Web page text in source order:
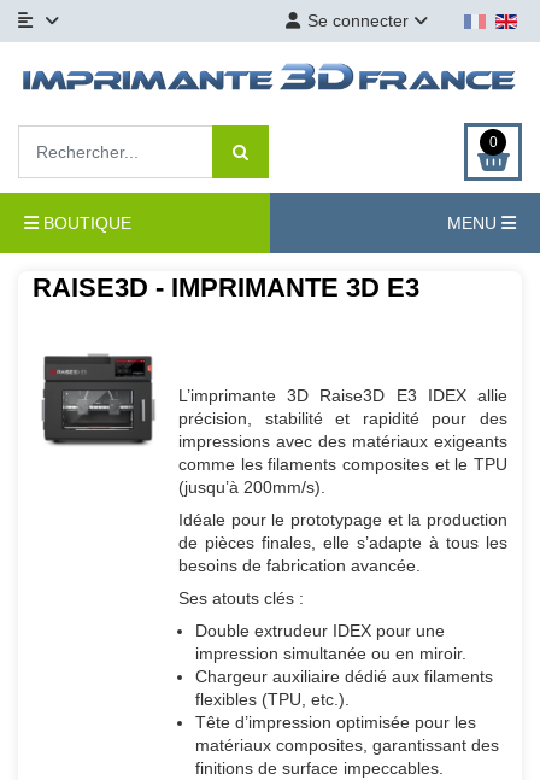
Se connecter
0
BOUTIQUE MENU
RAISE3D - IMPRIMANTE 3D E3
L’imprimante 3D Raise3D E3 IDEX allie
précision, stabilité et rapidité pour des
impressions avec des matériaux exigeants
comme les filaments composites et le TPU
(jusqu’à 200mm/s).
Idéale pour le prototypage et la production
de pièces finales, elle s’adapte à tous les
besoins de fabrication avancée.
Ses atouts clés :
Double extrudeur IDEX pour une
impression simultanée ou en miroir.
Chargeur auxiliaire dédié aux filaments
flexibles (TPU, etc.).
Tête d’impression optimisée pour les
matériaux composites, garantissant des
finitions de surface impeccables.